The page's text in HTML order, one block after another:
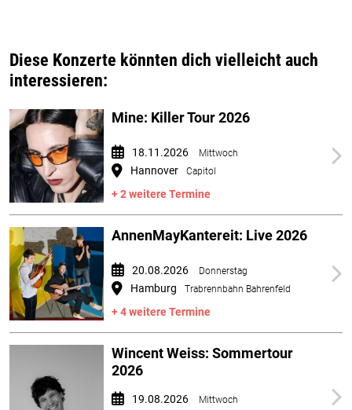
Diese Konzerte könnten dich vielleicht auch
interessieren:
Mine: Killer Tour 2026
18.11.2026 Mittwoch
Hannover Capitol
+ 2 weitere Termine
AnnenMayKantereit: Live 2026
20.08.2026 Donnerstag
Hamburg Trabrennbahn Bahrenfeld
+ 4 weitere Termine
Wincent Weiss: Sommertour
2026
19.08.2026 Mittwoch